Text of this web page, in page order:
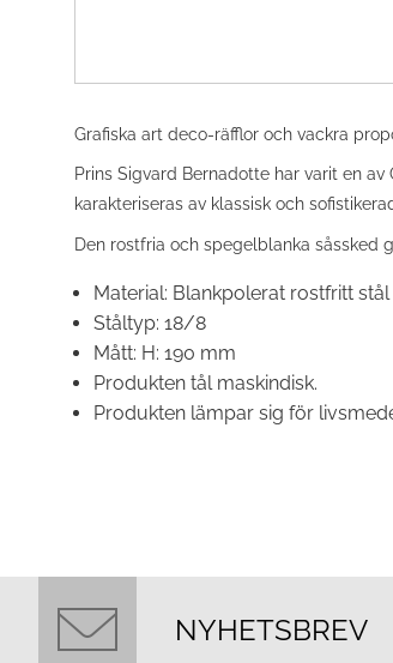
Grafiska art deco-räfflor och vackra
Prins Sigvard Bernadotte har varit en
karakteriseras av klassisk och
Den rostfria och spegelblanka såssked
Material: Blankpolerat rostfritt stål
Ståltyp: 18/8
Mått: H: 190 mm
Produkten tål maskindisk.
Produkten lämpar sig för
NYHETSBREV